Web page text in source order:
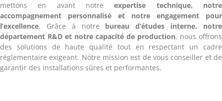
mettons en avant notreexpertise technique, notre
accompagnement personnalisé et notre engagement pour
l’excellence. Grâce à notre bureau d’études interne, notre
département R&D et notre capacité de production, nous offrons
des solutions de haute qualité tout en respectant un cadre
réglementaire exigeant. Notre mission est de vous conseiller et de
garantir des installations sûres et performantes.